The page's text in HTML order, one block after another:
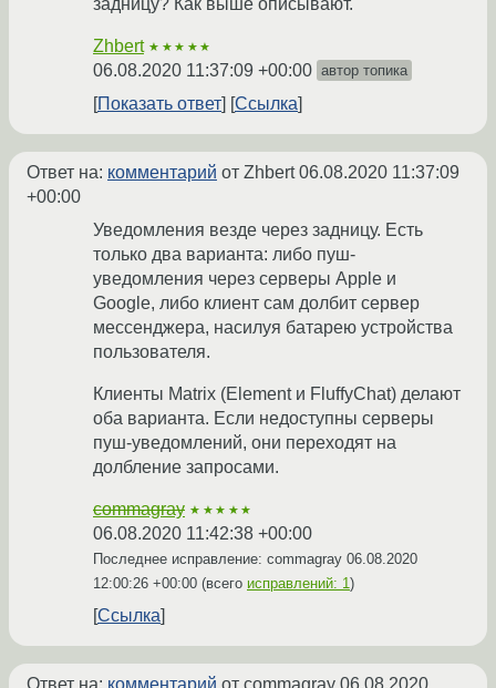
задницу? Как выше описывают.
Zhbert ★★★★★
06.08.2020 11:37:09 +00:00 автор топика
Показать ответ Ссылка
Ответ на: комментарий от Zhbert06.08.2020 11:37:09
+00:00
Уведомления везде через задницу. Есть
только два варианта: либо пуш-
уведомления через серверы Apple и
Google, либо клиент сам долбит сервер
мессенджера, насилуя батарею устройства
пользователя.
Клиенты Matrix (Element и FluffyChat) делают
оба варианта. Если недоступны серверы
пуш-уведомлений, они переходят на
долбление запросами.
commagray ★★★★★
06.08.2020 11:42:38 +00:00
Последнее исправление: commagray 06.08.2020
12:00:26 +00:00 (всего исправлений: 1)
Ссылка